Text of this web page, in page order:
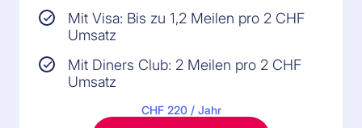
Mit Visa: Bis zu 1,2 Meilen pro 2 CHF
Umsatz
Mit Diners Club: 2 Meilen pro 2 CHF
Umsatz
CHF 220 / Jahr